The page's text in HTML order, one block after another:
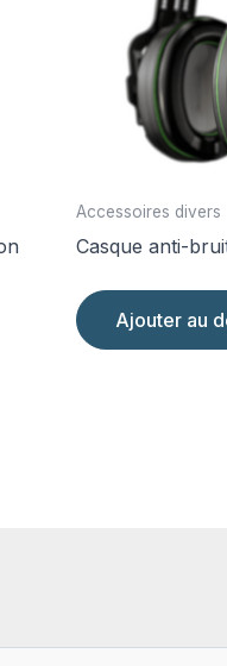
Accessoires divers
Casque anti-
Ajouter au